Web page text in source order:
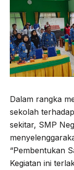
Dalam rangka
sekolah
sekitar, SMP
“Pembentukan
Kegiatan ini